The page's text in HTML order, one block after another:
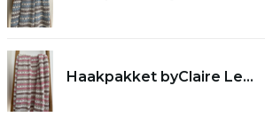
Haakpakket byClaire Le...